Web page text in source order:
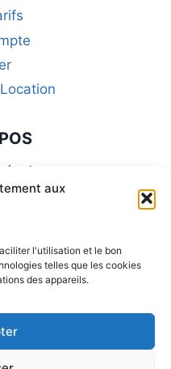
aux
l'utilisation et le bon
telles que les cookies
des appareils.
CGV
(UE)
LES RÉSEAUX